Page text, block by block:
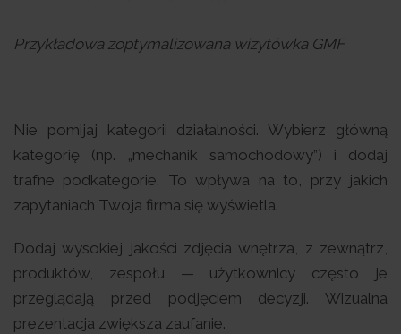
Przykładowa zoptymalizowana wizytówka GMF
Nie pomijaj kategorii działalności. Wybierz główną
kategorię (np. „mechanik samochodowy”) i dodaj
trafne podkategorie. To wpływa na to, przy jakich
zapytaniach Twoja firma się wyświetla.
Dodaj wysokiej jakości zdjęcia wnętrza, z zewnątrz,
produktów, zespołu — użytkownicy często je
przeglądają przed podjęciem decyzji. Wizualna
prezentacja zwiększa zaufanie.